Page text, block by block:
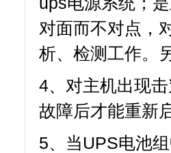
对面而不对点，
析、检测工作。
4、对主机出现
故障后才能重新
5、当UPS电池